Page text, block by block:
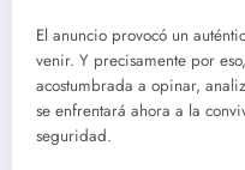
El anuncio provocó un
venir. Y precisamente por
acostumbrada a opinar,
se enfrentará ahora a la
seguridad.